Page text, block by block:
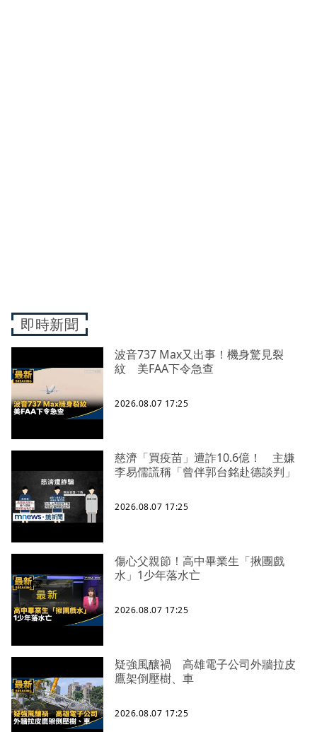
即時新聞
波音737 Max又出事！機身驚見裂
紋 美FAA下令急查
2026.08.07 17:25
慈濟「買疫苗」遭詐10.6億！ 主嫌
李易儒謊稱「曾伴郭台銘赴德談判」
2026.08.07 17:25
傷心父親節！高中畢業生「揪團戲
水」1少年落水亡
2026.08.07 17:25
疑強風釀禍 高雄電子公司外牆拉皮
鷹架倒壓樹、車
2026.08.07 17:25